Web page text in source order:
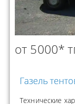
от 5000*
Газель
Технические